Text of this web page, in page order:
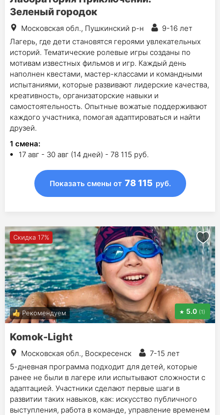
Зеленый городок
Московская обл., Пушкинский р-н
9-16 лет
Лагерь, где дети становятся героями увлекательных
историй. Тематические ролевые игры созданы по
мотивам известных фильмов и игр. Каждый день
наполнен квестами, мастер-классами и командными
испытаниями, которые развивают лидерские качества,
креативность, организаторские навыки и
самостоятельность. Опытные вожатые поддерживают
каждого участника, помогая адаптироваться и найти
друзей.
1 смена:
17 авг - 30 авг (14 дней) - 78 115 руб.
Показать смены от 78 115 руб.
Скидка 17%
Рекомендуем 5.0 (1)
Komok-Light
Московская обл., Воскресенск
7-15 лет
5-дневная программа подходит для детей, которые
ранее не были в лагере или испытывают сложности с
адаптацией. Участники сделают первые шаги в
развитии таких навыков, как: искусство публичного
выступления, работа в команде, управление временем